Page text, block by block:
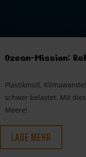
Ozean-Mission:
Plastikmüll,
schwer belastet. Mit
Meere!
LADE MEHR